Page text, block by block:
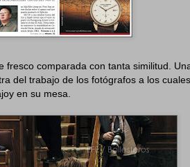
comparada con tanta similitud.
del trabajo de los fotógrafos a los
en su mesa.